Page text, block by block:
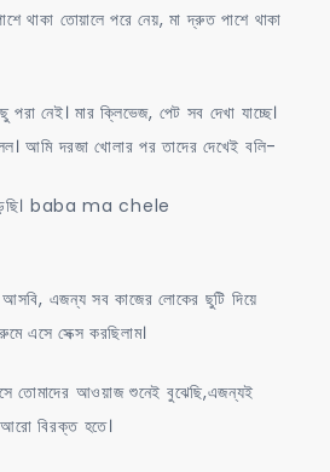
থাকা তোয়ালে পরে নেয়, মা দ্রুত পাশে থাকা
পরা নেই। মার ক্লিভেজ, পেট সব দেখা যাচ্ছে।
আমি দরজা খোলার পর তাদের দেখেই বলি-
baba ma chele
এজন্য সব কাজের লোকের ছুটি দিয়ে
এসে সেক্স করছিলাম।
তোমাদের আওয়াজ শুনেই বুঝেছি,এজন্যই
বিরক্ত হতে।